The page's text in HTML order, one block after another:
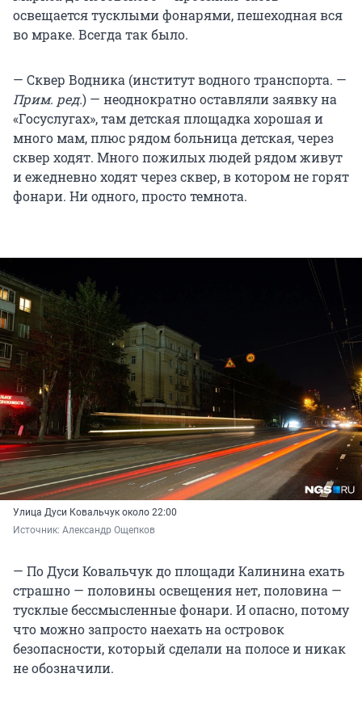
освещается тусклыми фонарями, пешеходная вся
во мраке. Всегда так было.
— Сквер Водника (институт водного транспорта. —
Прим. ред.) — неоднократно оставляли заявку на
«Госуслугах», там детская площадка хорошая и
много мам, плюс рядом больница детская, через
сквер ходят. Много пожилых людей рядом живут
и ежедневно ходят через сквер, в котором не горят
фонари. Ни одного, просто темнота.
Улица Дуси Ковальчук около 22:00
Источник: Александр Ощепков
— По Дуси Ковальчук до площади Калинина ехать
страшно — половины освещения нет, половина —
тусклые бессмысленные фонари. И опасно, потому
что можно запросто наехать на островок
безопасности, который сделали на полосе и никак
не обозначили.